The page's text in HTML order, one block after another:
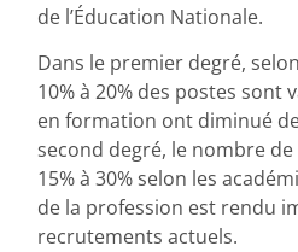
de l’Éducation Nationale.
Dans le premier degré,
10% à 20% des postes sont
en formation ont diminué
second degré, le nombre
15% à 30% selon les
de la profession est rendu
recrutements actuels.